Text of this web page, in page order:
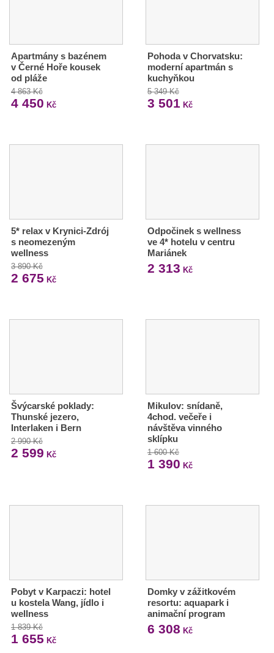
Apartmány s bazénem
v Černé Hoře kousek
od pláže
4 863 Kč
4 450 Kč
Pohoda v Chorvatsku:
moderní apartmán s
kuchyňkou
5 349 Kč
3 501 Kč
5* relax v Krynici-Zdrój
s neomezeným
wellness
3 890 Kč
2 675 Kč
Odpočinek s wellness
ve 4* hotelu v centru
Mariánek
2 313 Kč
Švýcarské poklady:
Thunské jezero,
Interlaken i Bern
2 990 Kč
2 599 Kč
Mikulov: snídaně,
4chod. večeře i
návštěva vinného
sklípku
1 600 Kč
1 390 Kč
Pobyt v Karpaczi: hotel
u kostela Wang, jídlo i
wellness
1 839 Kč
1 655 Kč
Domky v zážitkovém
resortu: aquapark i
animační program
6 308 Kč